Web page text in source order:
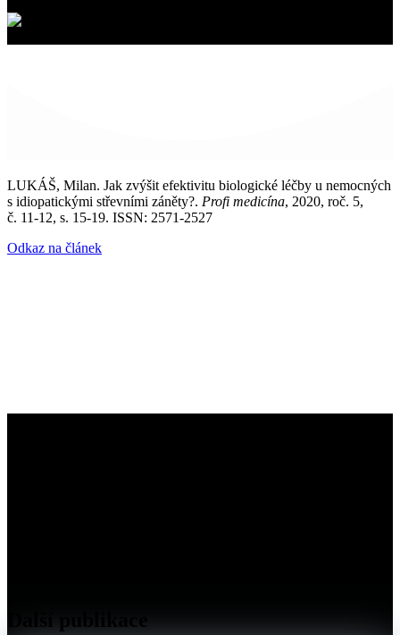
LUKÁŠ, Milan. Jak zvýšit efektivitu biologické léčby u nemocných
s idiopatickými střevními záněty?. Profi medicína, 2020, roč. 5,
č. 11-12, s. 15-19. ISSN: 2571-2527
Odkaz na článek